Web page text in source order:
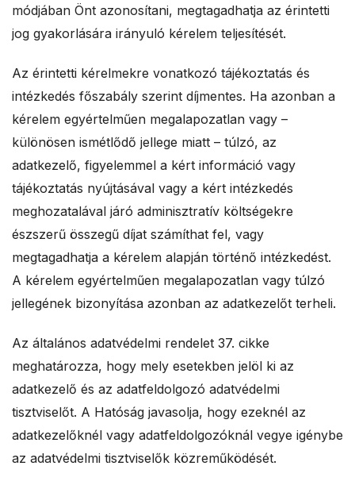
módjában Önt azonosítani, megtagadhatja az érintetti
jog gyakorlására irányuló kérelem teljesítését.
Az érintetti kérelmekre vonatkozó tájékoztatás és
intézkedés főszabály szerint díjmentes. Ha azonban a
kérelem egyértelműen megalapozatlan vagy –
különösen ismétlődő jellege miatt – túlzó, az
adatkezelő, figyelemmel a kért információ vagy
tájékoztatás nyújtásával vagy a kért intézkedés
meghozatalával járó adminisztratív költségekre
észszerű összegű díjat számíthat fel, vagy
megtagadhatja a kérelem alapján történő intézkedést.
A kérelem egyértelműen megalapozatlan vagy túlzó
jellegének bizonyítása azonban az adatkezelőt terheli.
Az általános adatvédelmi rendelet 37. cikke
meghatározza, hogy mely esetekben jelöl ki az
adatkezelő és az adatfeldolgozó adatvédelmi
tisztviselőt. A Hatóság javasolja, hogy ezeknél az
adatkezelőknél vagy adatfeldolgozóknál vegye igénybe
az adatvédelmi tisztviselők közreműködését.